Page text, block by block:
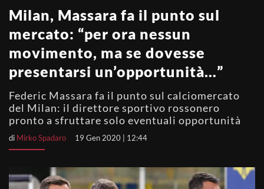
Milan, Massara fa il punto sul
mercato: “per ora nessun
movimento, ma se dovesse
presentarsi un’opportunità…”
Federic Massara fa il punto sul calciomercato
del Milan: il direttore sportivo rossonero
pronto a sfruttare solo eventuali opportunità
di Mirko Spadaro 19 Gen 2020 | 12:44